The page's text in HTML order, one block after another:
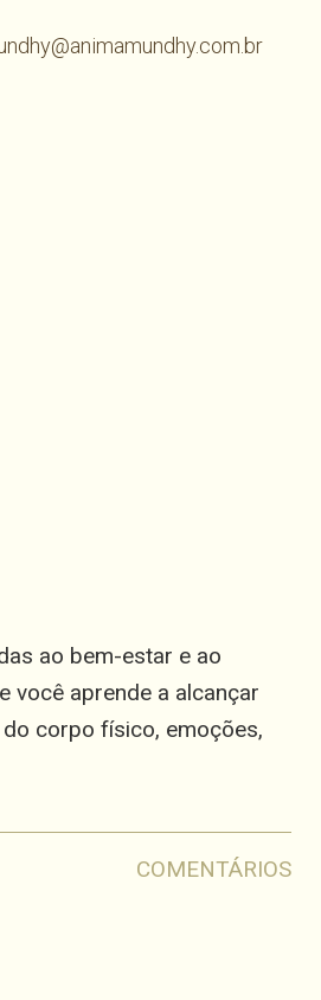
ao bem-estar e ao
você aprende a alcançar
corpo físico, emoções,
COMENTÁRIOS